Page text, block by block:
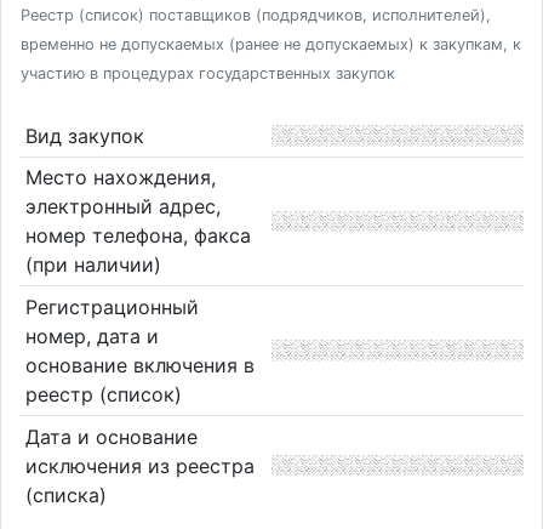
Реестр (список) поставщиков (подрядчиков, исполнителей),
временно не допускаемых (ранее не допускаемых) к закупкам, к
участию в процедурах государственных закупок
Вид закупок
Место нахождения,
электронный адрес,
номер телефона, факса
(при наличии)
Регистрационный
номер, дата и
основание включения в
реестр (список)
Дата и основание
исключения из реестра
(списка)